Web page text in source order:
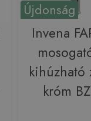
Újdonság
Invena
kihúzható
króm